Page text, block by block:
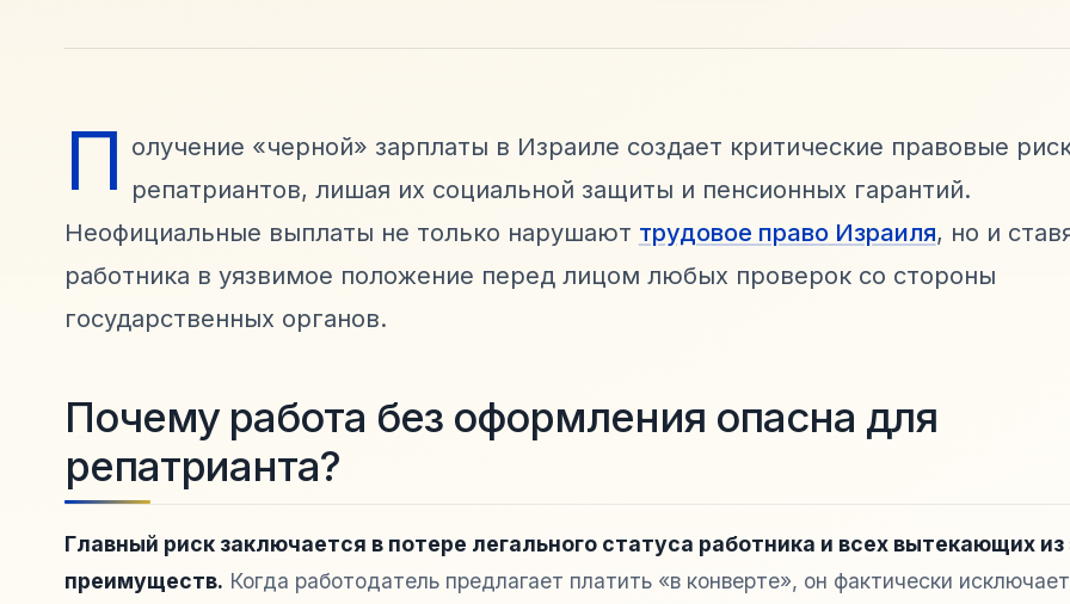
П олучение «черной» зарплаты в Израиле создает критические правовые
репатриантов, лишая их социальной защиты и пенсионных гарантий.
Неофициальные выплаты не только нарушают трудовое право Израиля, но и
работника в уязвимое положение перед лицом любых проверок со стороны
государственных органов.
Почему работа без оформления опасна для
репатрианта?
Главный риск заключается в потере легального статуса работника и всех вытекающих из
преимуществ. Когда работодатель предлагает платить «в конверте», он фактически